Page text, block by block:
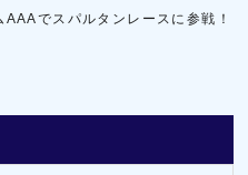
でスパルタンレースに参戦！